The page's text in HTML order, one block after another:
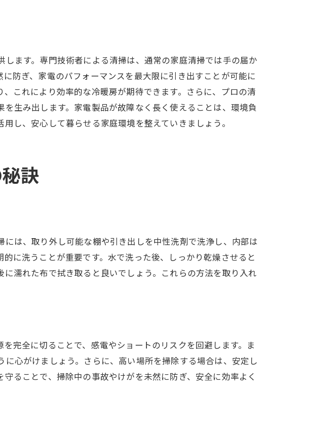
ス習慣
方
法
ます。専門技術者による清掃は、通常の家庭清掃では手の届か
防ぎ、家電のパフォーマンスを最大限に引き出すことが可能に
これにより効率的な冷暖房が期待できます。さらに、プロの清
生み出します。家電製品が故障なく長く使えることは、環境負
し、安心して暮らせる家庭環境を整えていきましょう。
訣
は、取り外し可能な棚や引き出しを中性洗剤で洗浄し、内部は
に洗うことが重要です。水で洗った後、しっかり乾燥させると
濡れた布で拭き取ると良いでしょう。これらの方法を取り入れ
完全に切ることで、感電やショートのリスクを回避します。ま
心がけましょう。さらに、高い場所を掃除する場合は、安定し
ることで、掃除中の事故やけがを未然に防ぎ、安全に効率よく